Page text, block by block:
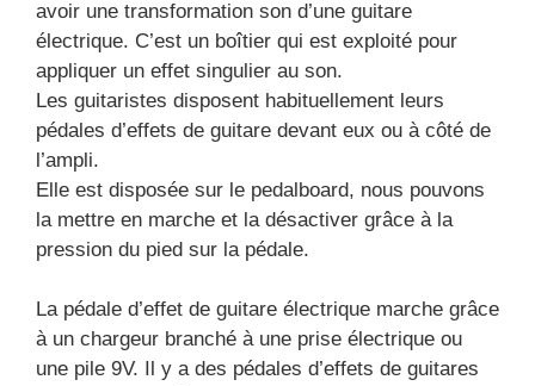
avoir une transformation son d’une guitare
électrique. C’est un boîtier qui est exploité pour
appliquer un effet singulier au son.
Les guitaristes disposent habituellement leurs
pédales d’effets de guitare devant eux ou à côté de
l’ampli.
Elle est disposée sur le pedalboard, nous pouvons
la mettre en marche et la désactiver grâce à la
pression du pied sur la pédale.
La pédale d’effet de guitare électrique marche grâce
à un chargeur branché à une prise électrique ou
une pile 9V. Il y a des pédales d’effets de guitares